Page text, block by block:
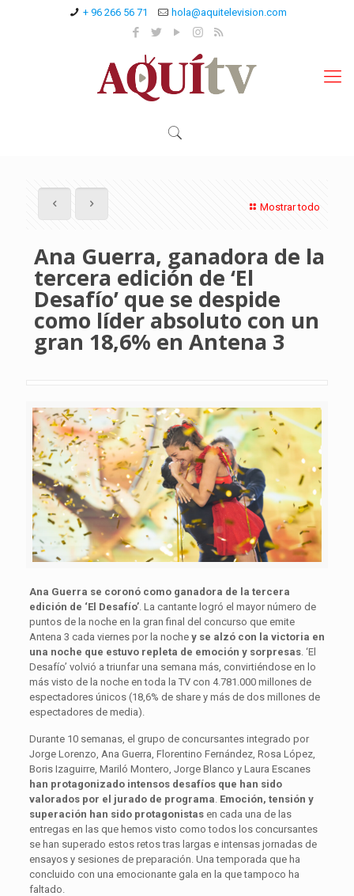
+ 96 266 56 71 hola@aquitelevision.com
Mostrar todo
Ana Guerra, ganadora de la
tercera edición de ‘El
Desafío’ que se despide
como líder absoluto con un
gran 18,6% en Antena 3
Ana Guerra se coronó como ganadora de la tercera
edición de ‘El Desafío’. La cantante logró el mayor número de
puntos de la noche en la gran final del concurso que emite
Antena 3 cada viernes por la noche y se alzó con la victoria en
una noche que estuvo repleta de emoción y sorpresas. ‘El
Desafío’ volvió a triunfar una semana más, convirtiéndose en lo
más visto de la noche en toda la TV con 4.781.000 millones de
espectadores únicos (18,6% de share y más de dos millones de
espectadores de media).
Durante 10 semanas, el grupo de concursantes integrado por
Jorge Lorenzo, Ana Guerra, Florentino Fernández, Rosa López,
Boris Izaguirre, Mariló Montero, Jorge Blanco y Laura Escanes
han protagonizado intensos desafíos que han sido
valorados por el jurado de programa Emoción, tensión y
superación han sido protagonistasen cada una de las
entregas en las que hemos visto como todos los concursantes
se han superado estos retos tras largas e intensas jornadas de
ensayos y sesiones de preparación. Una temporada que ha
concluido con una emocionante gala en la que tampoco ha
faltado.